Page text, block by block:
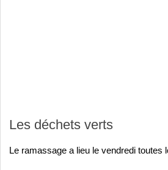
Les déchets verts
Le ramassage a lieu le vendredi toutes